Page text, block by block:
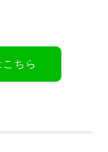
ちら